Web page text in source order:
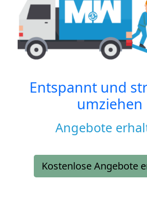
Entspannt und
umziehen
Angebote
Kostenlose Angebote